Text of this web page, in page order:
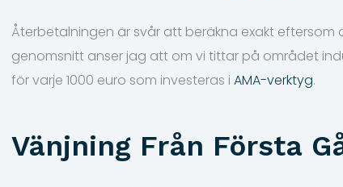
Återbetalningen är svår att beräkna exakt eftersom
genomsnitt anser jag att om vi tittar på området
för varje 1000 euro som investeras i AMA-verktyg.
Vänjning Från Första